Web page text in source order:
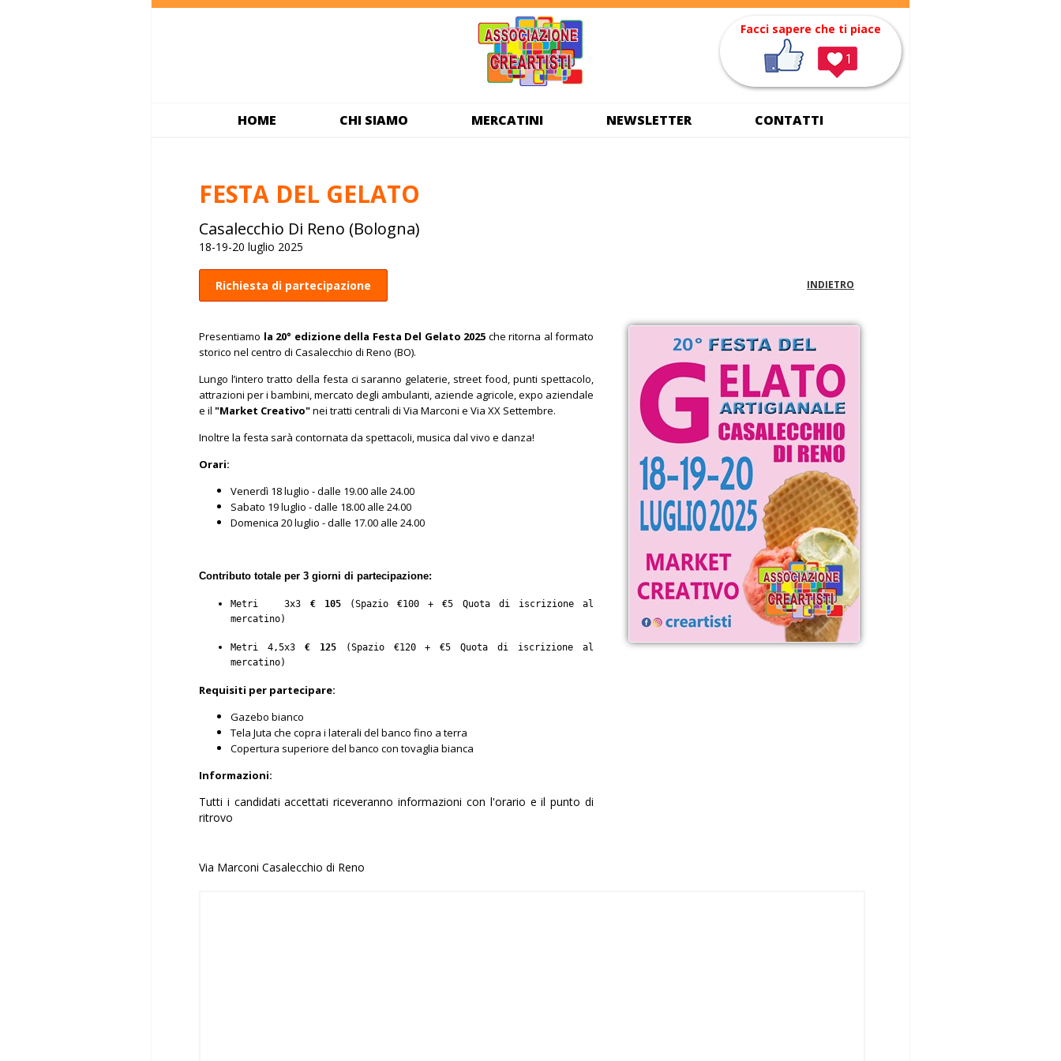
Facci sapere che ti piace
HOME CHI SIAMO MERCATINI NEWSLETTER CONTATTI
FESTA DEL GELATO
Casalecchio Di Reno (Bologna)
18-19-20 luglio 2025
INDIETRO
Richiesta di partecipazione
Presentiamo la 20° edizione della Festa Del Gelato 2025 che ritorna al formato
storico nel centro di Casalecchio di Reno (BO).
Lungo l’intero tratto della festa ci saranno gelaterie, street food, punti spettacolo,
attrazioni per i bambini, mercato degli ambulanti, aziende agricole, expo aziendale
e il "Market Creativo"nei tratti centrali di Via Marconi e Via XX Settembre.
Inoltre la festa sarà contornata da spettacoli, musica dal vivo e danza!
Orari:
Venerdì 18 luglio - dalle 19.00 alle 24.00
Sabato 19 luglio - dalle 18.00 alle 24.00
Domenica 20 luglio - dalle 17.00 alle 24.00
Contributo totale per 3 giorni di partecipazione:
Metri   3x3 € 105 (Spazio €100 + €5 Quota di iscrizione al
mercatino)
Metri 4,5x3 € 125 (Spazio €120 + €5 Quota di iscrizione al
mercatino)
Requisiti per partecipare:
Gazebo bianco
Tela Juta che copra i laterali del banco fino a terra
Copertura superiore del banco con tovaglia bianca
Informazioni:
Tutti i candidati accettati riceveranno informazioni con l'orario e il punto di
ritrovo
Via Marconi Casalecchio di Reno